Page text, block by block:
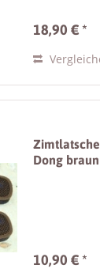
mit einem
18,90 € *
Dong braun
10,90 € *